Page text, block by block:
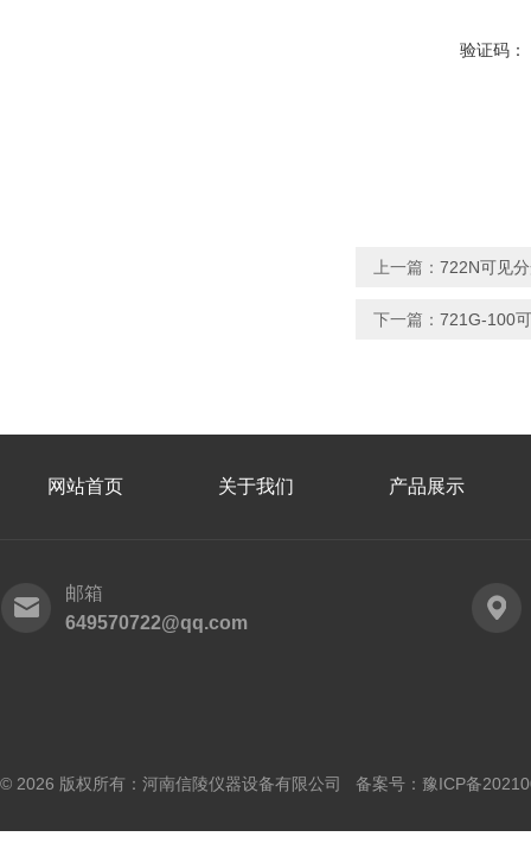
验证码：
上一篇： 722N可见
下一篇： 721G-100
网站首页 关于我们 产品展示
邮箱
649570722@qq.com
© 2026 版权所有：河南信陵仪器设备有限公司 备案号： 豫ICP备